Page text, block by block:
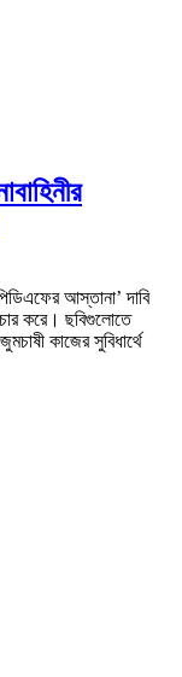
আস্তানা’ দাবি
করে। ছবিগুলোতে
কাজের সুবিধার্থে